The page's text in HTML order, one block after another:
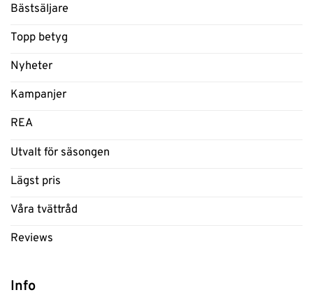
Bästsäljare
Topp betyg
Nyheter
Kampanjer
REA
Utvalt för säsongen
Lägst pris
Våra tvättråd
Reviews
Info